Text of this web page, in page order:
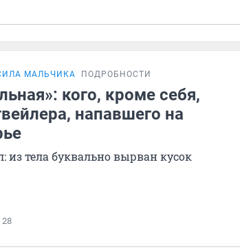
МАЛЬЧИКА ПОДРОБНОСТИ
кого, кроме себя,
напавшего на
из тела буквально вырван кусок
28